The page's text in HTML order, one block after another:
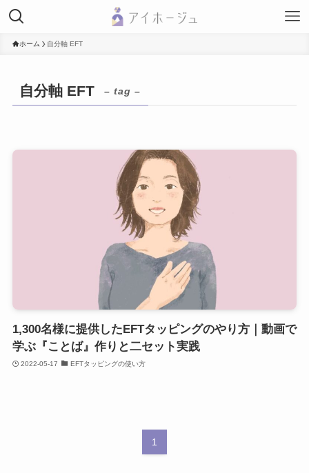
ホーム 自分軸 EFT
自分軸 EFT – tag –
1,300名様に提供したEFTタッピングのやり方｜動画で
学ぶ『ことば』作りと二セット実践
2022-05-17 EFTタッピングの使い方
1